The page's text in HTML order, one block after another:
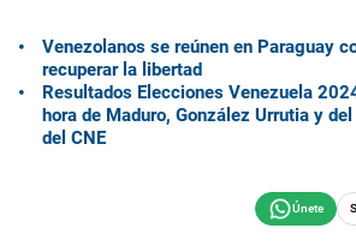
Venezolanos se reúnen en Paraguay
recuperar la libertad
Resultados Elecciones Venezuela
hora de Maduro, González Urrutia y
del CNE